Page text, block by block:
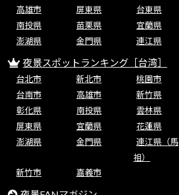
高雄市
屏東県 台東県
南投県
苗栗県 宜蘭県
澎湖県
金門県 連江県
夜景スポットランキング［台湾］
台北市 新北市 桃園市
台南市
高雄市 新竹県
彰化県
南投県 雲林県
屏東県
宜蘭県 花蓮県
澎湖県
金門県
連江県（馬
祖）
新竹市 嘉義市